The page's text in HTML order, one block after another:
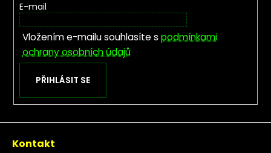
E-mail
Vložením e-mailu souhlasíte s podmínkami
ochrany osobních údajů
PŘIHLÁSIT SE
Kontakt